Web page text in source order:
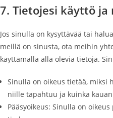
7. Tietojesi käyttö
Jos sinulla on kysyttävää tai
meillä on sinusta, ota meihin
käyttämällä alla olevia tietoja.
Sinulla on oikeus tietää, miksi
niille tapahtuu ja kuinka
Pääsyoikeus: Sinulla on